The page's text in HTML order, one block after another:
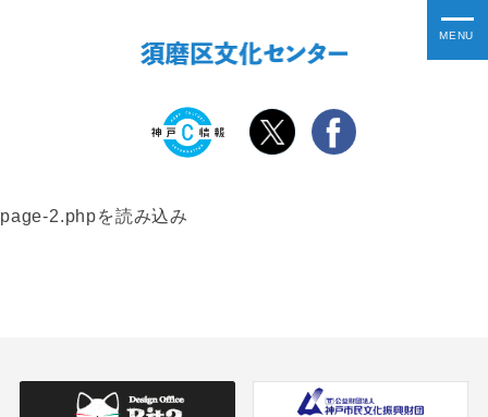
page-2.phpを読み込み